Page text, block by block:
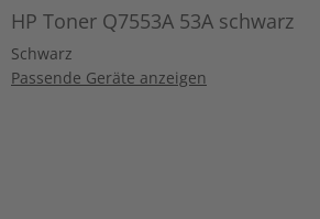
HP Toner Q7553A 53A schwarz
Schwarz
Passende Geräte anzeigen